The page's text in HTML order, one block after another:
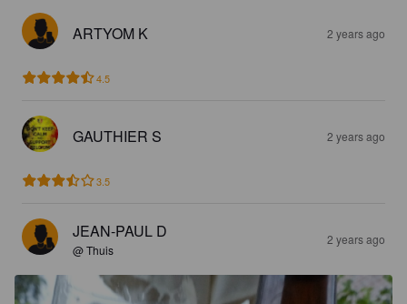
ARTYOM K 2 years ago
4.5
GAUTHIER S 2 years ago
3.5
JEAN-PAUL D
@ Thuis
2 years ago